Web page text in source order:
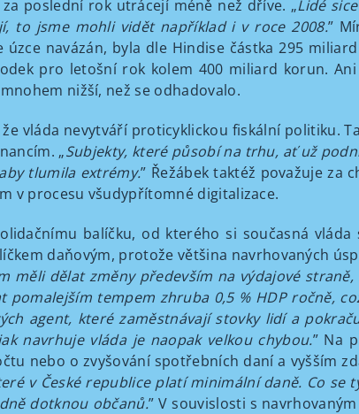
poslední rok utrácejí méně než dříve. „Lidé
to jsme mohli vidět například i v roce 2008.”
navázán, byla dle Hindise částka 295
pro letošní rok kolem 400 miliard korun.
nižší, než se odhadovalo.
vláda nevytváří proticyklickou fiskální politiku.
„Subjekty, které působí na trhu, ať už
tlumila extrémy.” Řežábek taktéž považuje za
v procesu všudypřítomné digitalizace.
balíčku, od kterého si současná
daňovým, protože většina navrhovaných
měli dělat změny především na výdajové
tempem zhruba 0,5 % HDP ročně,
agent, které zaměstnávají stovky lidí a
navrhuje vláda je naopak velkou chybou.” Na
nebo o zvyšování spotřebních daní a vyšším
v České republice platí minimální daně. Co se
dotknou občanů.” V souvislosti s